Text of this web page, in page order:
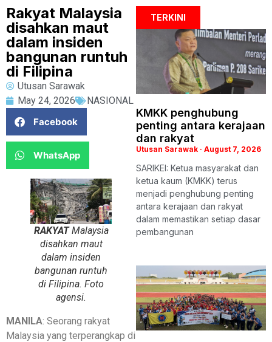
Rakyat Malaysia
disahkan maut
dalam insiden
bangunan runtuh
di Filipina
Utusan Sarawak
May 24, 2026
NASIONAL
Facebook
WhatsApp
RAKYATMalaysia
disahkan maut
dalam insiden
bangunan runtuh
di Filipina. Foto
agensi.
MANILA: Seorang rakyat
Malaysia yang terperangkap di
TERKINI
KMKK penghubung
penting antara kerajaan
dan rakyat
Utusan Sarawak August 7, 2026
SARIKEI: Ketua masyarakat dan
ketua kaum (KMKK) terus
menjadi penghubung penting
antara kerajaan dan rakyat
dalam memastikan setiap dasar
pembangunan